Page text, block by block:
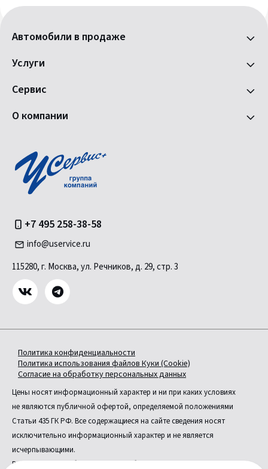
Автомобили в продаже
Услуги
Сервис
О компании
+7 495 258-38-58
info@uservice.ru
115280, г. Москва, ул. Речников, д. 29, стр. 3
Политика конфиденциальности
Политика использования файлов Куки (Cookie)
Согласие на обработку персональных данных
Цены носят информационный характер и ни при каких условиях
не являются публичной офертой, определяемой положениями
Статьи 435 ГК РФ. Все содержащиеся на сайте сведения носят
исключительно информационный характер и не является
исчерпывающими.
Все условия приобретения автомобилей, цены, спецпредложения